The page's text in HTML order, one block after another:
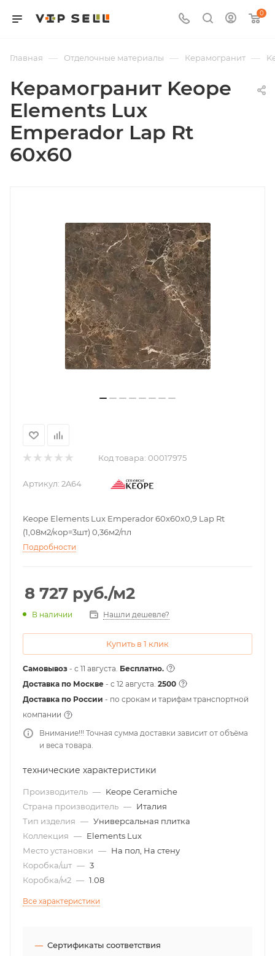
0
Главная — Отделочные материалы — Керамогранит —
Керамогранит Keope
Elements Lux
Emperador Lap Rt
60x60
Код товара: 00017975
Артикул: 2A64
Keope Elements Lux Emperador 60x60x0,9 Lap Rt
(1,08м2/кор=3шт) 0,36м2/пл
Подробности
8 727 руб./м2
В наличии Нашли дешевле?
Купить в 1 клик
Самовывоз - с 11 августа. Бесплатно.
Доставка по Москве - c 12 августа. 2500
Доставка по России - по срокам и тарифам транспортной
компании
Внимание!!! Точная сумма доставки зависит от объёма
и веса товара.
технические характеристики
Производитель — Keope Ceramiche
Страна производитель — Италия
Тип изделия — Универсальная плитка
Коллекция — Elements Lux
Место установки — На пол, На стену
Коробка/шт — 3
Коробка/м2 — 1.08
Все характеристики
Сертификаты соответствия